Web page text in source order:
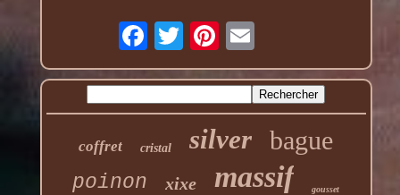
coffret cristal silver bague
poinon xixe massif gousset